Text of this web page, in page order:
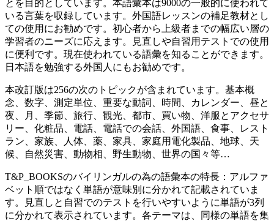
とを目的としています。本語彙本は9000の一般的に使われて
いる言葉を収録しています。外国語レッスンの補足教材とし
ての使用にお勧めです。初心者から上級者までの幅広い層の
学習者のニーズに応えます。見直しや自習用テストでの使用
に便利です。現在使われている語彙を知ることができます。
日本語を勉強する外国人にもお勧めです。
本改訂版は256の次のトピックが含まれています。基本概
念、数字、測定単位、重要な動詞、時間、カレンダー、昼と
夜、月、季節、旅行、観光、都市、買い物、洋服とアクセサ
リー、化粧品、電話、電話での会話、外国語、食事、レスト
ラン、家族、人体、薬、家具、家庭用電化製品、地球、天
候、自然災害、動物相、野生動物、世界の国々等…
T&P_BOOKSのバイリンガルの為の語彙本の特長：アルファ
ベット順ではなく単語が意味別に分かれて記載されていま
す。見直しと自習でのテストを行いやすいように単語が3列
に分かれて表示されています。各テーマは、同様の単語を集